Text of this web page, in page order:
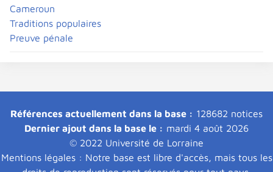
Cameroun
Traditions populaires
Preuve pénale
Références actuellement dans la base : 128682 notices
Dernier ajout dans la base le : mardi 4 août 2026
© 2022 Université de Lorraine
Mentions légales : Notre base est libre d'accès, mais tous les